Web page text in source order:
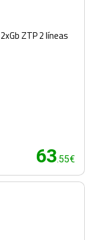
ZTP 2 líneas
63.55€